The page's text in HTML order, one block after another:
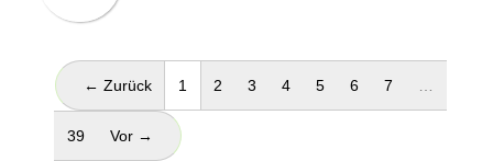
← Zurück 1 (aktuell)
2 3 4 5 6 7
39 Vor →